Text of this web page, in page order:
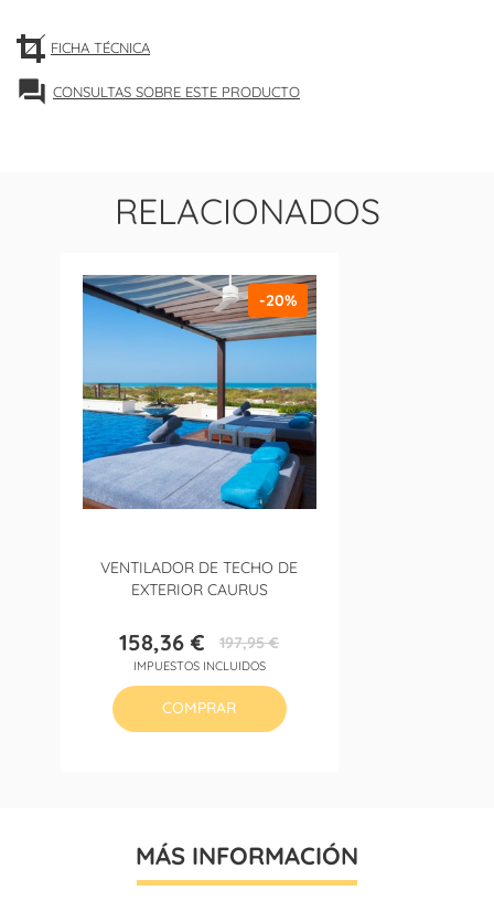
FICHA TÉCNICA
forum CONSULTAS SOBRE ESTE PRODUCTO
RELACIONADOS
VENTILADOR DE TECHO DE
EXTERIOR CAURUS
Precio
158,36 €Precio
base
197,95 €
IMPUESTOS INCLUIDOS
-20%
COMPRAR
MÁS INFORMACIÓN